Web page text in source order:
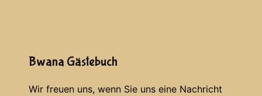
Bwana Gästebuch
Wir freuen uns, wenn Sie uns eine Nachricht